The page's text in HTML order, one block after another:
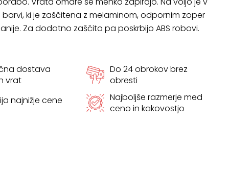
ki je zaščitena z melaminom, odpornim zoper
Za dodatno zaščito pa poskrbijo ABS robovi.
dostava
vrat
Do 24 obrokov brez
obresti
najnižje cene
Najboljše razmerje med
ceno in kakovostjo